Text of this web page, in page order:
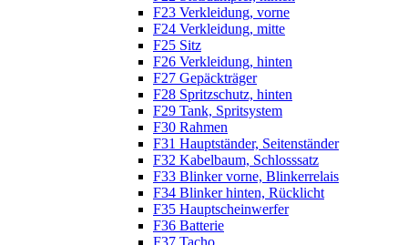
F23 Verkleidung, vorne
F24 Verkleidung, mitte
F25 Sitz
F26 Verkleidung, hinten
F27 Gepäckträger
F28 Spritzschutz, hinten
F29 Tank, Spritsystem
F30 Rahmen
F31 Hauptständer, Seitenständer
F32 Kabelbaum, Schlosssatz
F33 Blinker vorne, Blinkerrelais
F34 Blinker hinten, Rücklicht
F35 Hauptscheinwerfer
F36 Batterie
F37 Tacho